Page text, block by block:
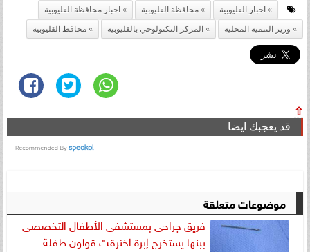
اخبار القليوبية محافظة القليوبية
اخبار محافظة القليوبية
وزير التنمية المحلية
المركز التكنولوجي بالقليوبية محافظ القليوبية
⇧
قد يعجبك ايضا
موضوعات متعلقة
فريق جراحى بمستشفى الأطفال التخصصى
ببنها يستخرج إبرة اخترقت قولون طفلة